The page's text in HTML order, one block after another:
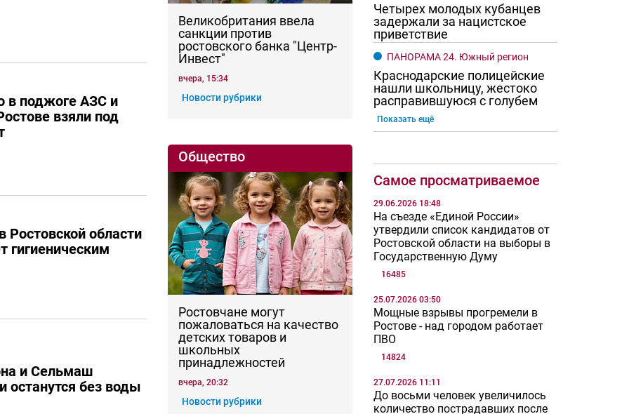
в поджоге АЗС и
взяли под
Ростовской области
гигиеническим
и Сельмаш
останутся без воды
Великобритания ввела
санкции против
ростовского банка "Центр-
Инвест"
вчера, 15:34
Новости рубрики
Общество
Ростовчане могут
пожаловаться на качество
детских товаров и
школьных
принадлежностей
вчера, 20:32
Новости рубрики
Четырех молодых кубанцев
задержали за нацистское
приветствие
ПАНОРАМА 24. Южный регион
Краснодарские полицейские
нашли школьницу, жестоко
расправившуюся с голубем
Показать ещё
Самое просматриваемое
29.06.2026 18:48
На съезде «Единой России»
утвердили список кандидатов от
Ростовской области на выборы в
Государственную Думу
16485
25.07.2026 03:50
Мощные взрывы прогремели в
Ростове - над городом работает
ПВО
14824
27.07.2026 11:11
До восьми человек увеличилось
количество пострадавших после